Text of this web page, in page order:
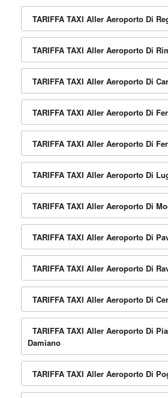
TARIFFA TAXI Aller Aeroporto Di
TARIFFA TAXI Aller Aeroporto Di
TARIFFA TAXI Aller Aeroporto Di
TARIFFA TAXI Aller Aeroporto Di
TARIFFA TAXI Aller Aeroporto Di
TARIFFA TAXI Aller Aeroporto Di
TARIFFA TAXI Aller Aeroporto Di
TARIFFA TAXI Aller Aeroporto Di
TARIFFA TAXI Aller Aeroporto Di
TARIFFA TAXI Aller Aeroporto Di
TARIFFA TAXI Aller Aeroporto Di
Damiano
TARIFFA TAXI Aller Aeroporto Di